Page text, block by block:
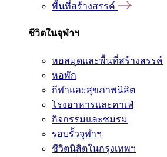
พื้นที่สร้างสรรค์
ชีวิตในจุฬาฯ
หอสมุดและพื้นที่สร้างสรรค์
หอพัก
กีฬาและสุขภาพนิสิต
โรงอาหารและคาเฟ่
กิจกรรมและชมรม
รอบรั้วจุฬาฯ
ชีวิตนิสิตในกรุงเทพฯ